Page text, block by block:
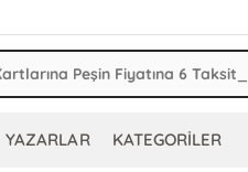
YAZARLAR KATEGORİLER